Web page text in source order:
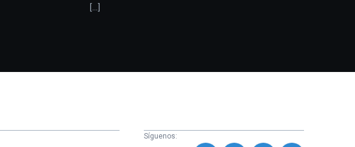
[...]
Síguenos: